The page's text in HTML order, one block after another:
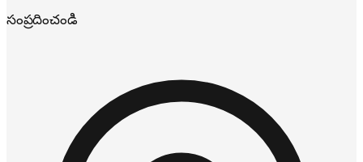
సంప్రదించండి